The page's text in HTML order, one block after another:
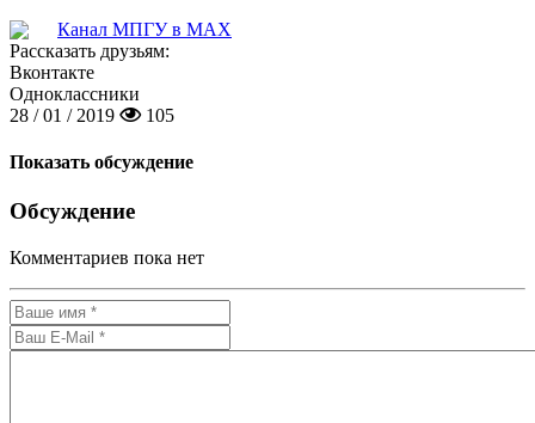
Канал МПГУ в MAX
Рассказать друзьям:
Вконтакте
Одноклассники
28 / 01 / 2019
105
Показать обсуждение
Обсуждение
Комментариев пока нет